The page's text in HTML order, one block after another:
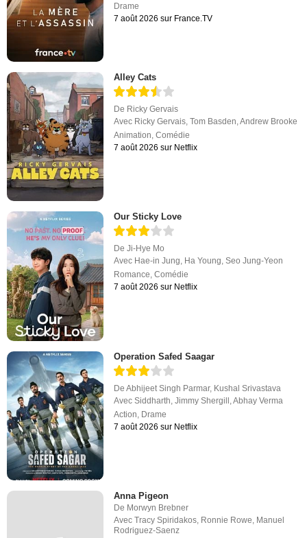
Drame
7 août 2026 sur France.TV
Alley Cats
De Ricky Gervais
Avec Ricky Gervais,Tom Basden,Andrew Brooke
Animation,Comédie
7 août 2026 sur Netflix
Our Sticky Love
DeJi-Hye Mo
Avec Hae-in Jung, Ha Young,Seo Jung-Yeon
Romance,Comédie
7 août 2026 sur Netflix
Operation Safed Saagar
DeAbhijeet Singh Parmar, Kushal Srivastava
AvecSiddharth ,Jimmy Shergill ,Abhay Verma
Action Drame
7 août 2026 sur Netflix
Anna Pigeon
De Morwyn Brebner
AvecTracy Spiridakos, Ronnie Rowe, Manuel
Rodriguez-Saenz